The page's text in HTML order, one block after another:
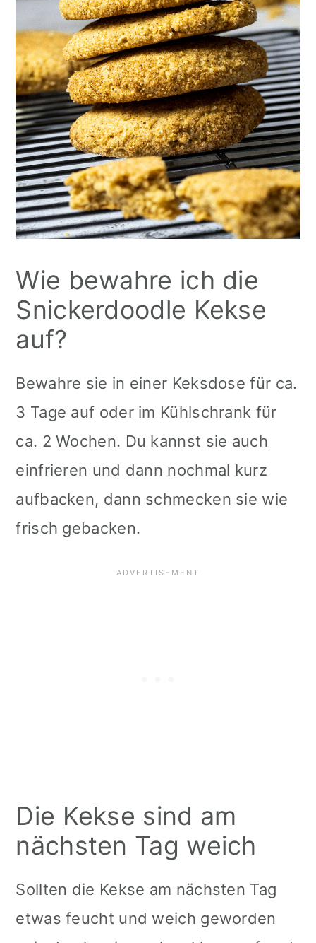
Wie bewahre ich die
Snickerdoodle Kekse
auf?
Bewahre sie in einer Keksdose für ca.
3 Tage auf oder im Kühlschrank für
ca. 2 Wochen. Du kannst sie auch
einfrieren und dann nochmal kurz
aufbacken, dann schmecken sie wie
frisch gebacken.
Die Kekse sind am
nächsten Tag weich
Sollten die Kekse am nächsten Tag
etwas feucht und weich geworden